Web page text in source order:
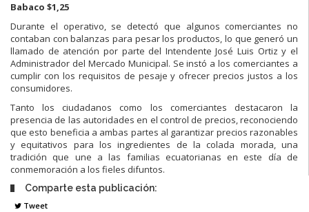
Babaco $1,25
Durante el operativo, se detectó que algunos comerciantes no
contaban con balanzas para pesar los productos, lo que generó un
llamado de atención por parte del Intendente José Luis Ortiz y el
Administrador del Mercado Municipal. Se instó a los comerciantes a
cumplir con los requisitos de pesaje y ofrecer precios justos a los
consumidores.
Tanto los ciudadanos como los comerciantes destacaron la
presencia de las autoridades en el control de precios, reconociendo
que esto beneficia a ambas partes al garantizar precios razonables
y equitativos para los ingredientes de la colada morada, una
tradición que une a las familias ecuatorianas en este día de
conmemoración a los fieles difuntos.
Comparte esta publicación:
Tweet